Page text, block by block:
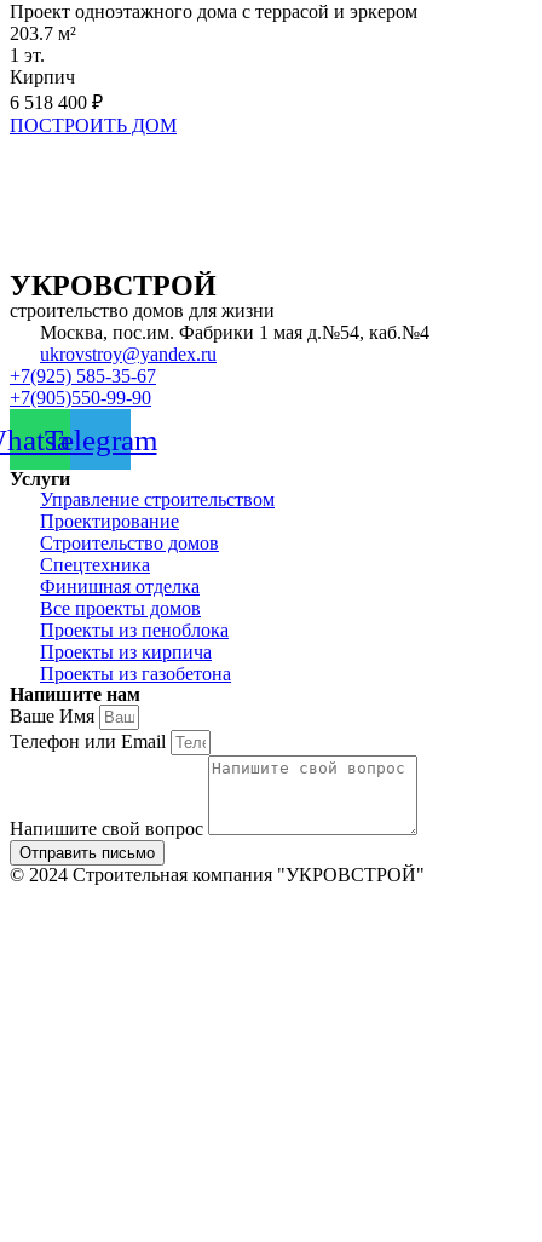
Проект одноэтажного дома с террасой и эркером
203.7 м²
1 эт.
Кирпич
6 518 400 ₽
ПОСТРОИТЬ ДОМ
УКРОВСТРОЙ
строительство домов для жизни
Москва, пос.им. Фабрики 1 мая д.№54, каб.№4
ukrovstroy@yandex.ru
+7(925) 585-35-67
+7(905)550-99-90
Telegram
Услуги
Управление строительством
Проектирование
Строительство домов
Спецтехника
Финишная отделка
Все проекты домов
Проекты из пеноблока
Проекты из кирпича
Проекты из газобетона
Напишите нам
Ваше Имя
Телефон или Email
Напишите свой вопрос
Отправить письмо
© 2024 Строительная компания "УКРОВСТРОЙ"